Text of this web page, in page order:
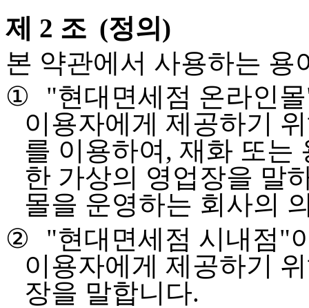
제 2 조 (정의)
본 약관에서 사용하는 용
①
"현대면세점 온라인몰
이용자에게 제공하기
를 이용하여, 재화 또는
한 가상의 영업장을 말
몰을 운영하는 회사의
②
"현대면세점 시내점"
이용자에게 제공하기
장을 말합니다.